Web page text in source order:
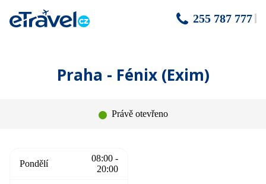
255 787 777
Praha - Fénix (Exim)
Právě otevřeno
Pondělí
08:00 -
20:00